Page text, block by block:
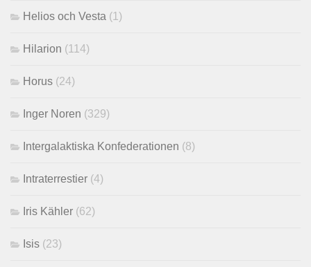
Helios och Vesta (1)
Hilarion (114)
Horus (24)
Inger Noren (329)
Intergalaktiska Konfederationen (8)
Intraterrestier (4)
Iris Kähler (62)
Isis (23)